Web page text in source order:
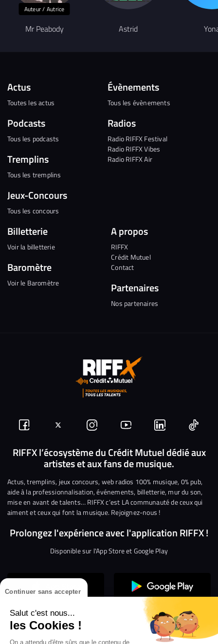
Continuer sans accepter
Salut c'est nous...
les Cookies !
On a attendu d'être sûrs que le contenu de
Auteur / Autrice
Mr Peabody Astrid
Actus
Toutes les actus
Podcasts
Tous les podcasts
Tremplins
Tous les tremplins
Jeux-Concours
Tous les concours
Évènements
Tous les évènements
Radios
Radio RIFFX Festival
Radio RIFFX Vibes
Radio RIFFX Air
Billetterie
Voir la billetterie
Baromètre
Voir le Baromètre
A propos
RIFFX
Crédit Mutuel
Contact
Partenaires
Nos partenaires
Suivez-
nous
Facebook
Suivez-
nous
sur
Twitter
Nous
rejoindre
sur
Instagram
Nous
rejoindre
sur
YouTube
Nous
rejoindre
sur
Linkedin
Nous
RIFFX l’écosystème du Crédit Mutuel dédié aux
artistes et aux fans de musique.
Actus, tremplins, jeux concours, web radios 100% musique, 0% pub,
aide à la professionnalisation, événements, billetterie, mur du son,
mise en avant de talents… RIFFX c’est LA communauté de ceux qui
aiment et ceux qui font la musique. Rejoignez-nous !
Prolongez l'expérience avec l'application RIFFX !
Disponible sur l'App Store et Google Play